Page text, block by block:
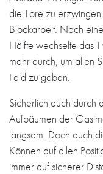
die Tore zu
Blockarbeit. Nach
Hälfte wechselte das
mehr durch, um allen
Feld zu geben.
Sicherlich auch durch
Aufbäumen der
langsam. Doch auch
Können auf allen
immer auf sicherer